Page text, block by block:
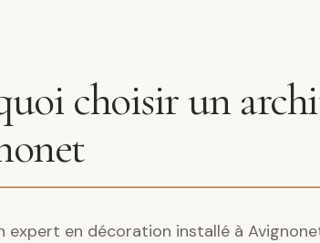
choisir un
expert en décoration installé à